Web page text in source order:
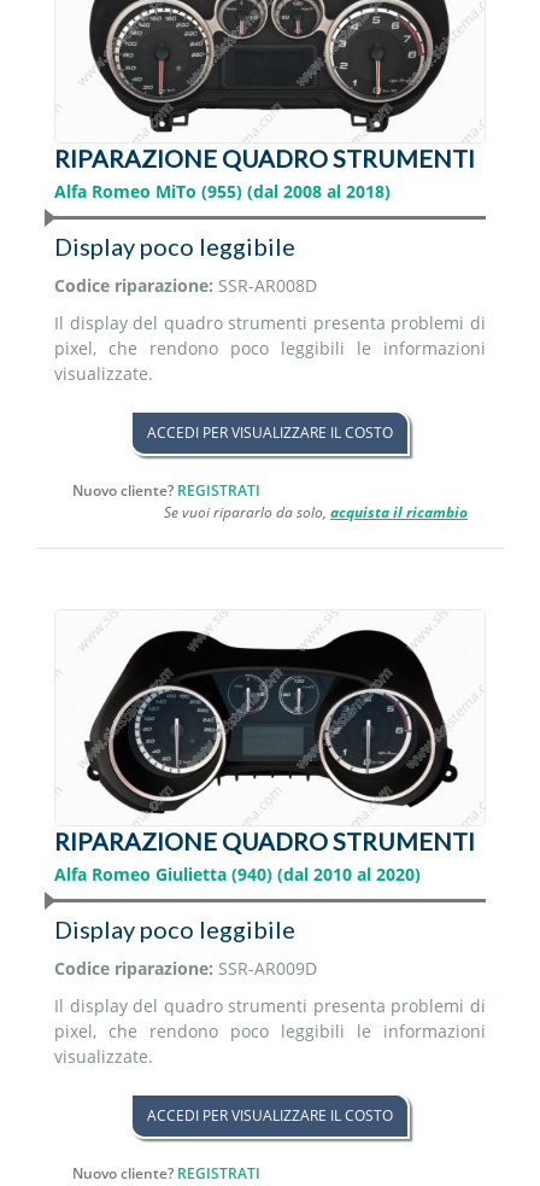
RIPARAZIONE QUADRO STRUMENTI
Alfa Romeo MiTo (955) (dal 2008 al 2018)
Display poco leggibile
Codice riparazione: SSR-AR008D
Il display del quadro strumenti presenta problemi di
pixel, che rendono poco leggibili le informazioni
visualizzate.
ACCEDI PER VISUALIZZARE IL COSTO
Nuovo cliente? REGISTRATI
Se vuoi ripararlo da solo, acquista il ricambio
RIPARAZIONE QUADRO STRUMENTI
Alfa Romeo Giulietta (940) (dal 2010 al 2020)
Display poco leggibile
Codice riparazione: SSR-AR009D
Il display del quadro strumenti presenta problemi di
pixel, che rendono poco leggibili le informazioni
visualizzate.
ACCEDI PER VISUALIZZARE IL COSTO
Nuovo cliente? REGISTRATI